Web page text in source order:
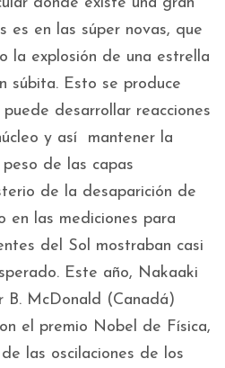
es en las súper novas, que
la explosión de una estrella
súbita. Esto se produce
desarrollar reacciones
y así mantener la
de las capas
de la desaparición de
en las mediciones para
del Sol mostraban casi
Este año, Nakaaki
B. McDonald (Canadá)
el premio Nobel de Física,
las oscilaciones de los